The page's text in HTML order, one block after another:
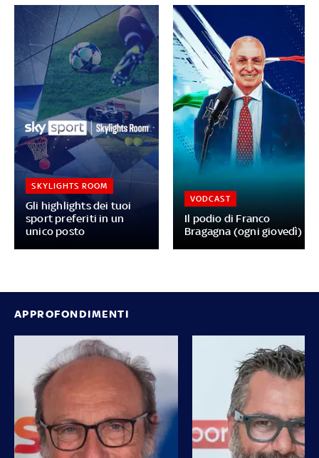
SKYLIGHTS ROOM
Gli highlights dei tuoi
sport preferiti in un
unico posto
VODCAST
Il podio di Franco
Bragagna (ogni giovedì)
APPROFONDIMENTI